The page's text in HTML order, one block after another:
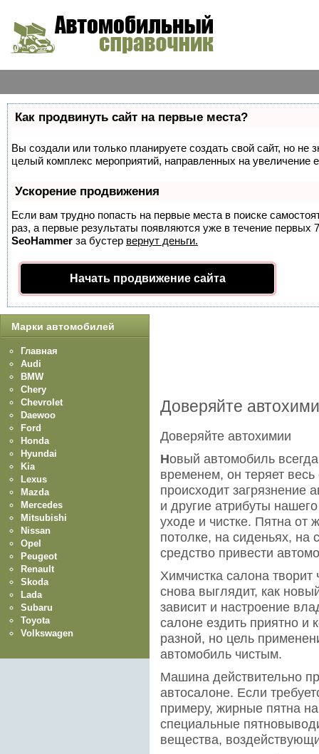
Как продвинуть сайт на первые места?
Вы создали или только планируете создать свой сайт, но не
целый комплекс мероприятий, направленных на увеличение
Ускорение продвижения
Если вам трудно попасть на первые места в поиске
раз, а первые результаты появляются уже в течение первых
SeoHammer за бустер вернут деньги.
Начать продвижение сайта
Доверяйте
Доверяйте автохимии
Новый автомобиль
временем, он теряет весь
происходит загрязнение
и другие атрибуты
уходе и чистке. Пятна от
потолке, на сиденьях, на
средство привести
Химчистка салона
снова выглядит, как
зависит и настроение
салоне ездить приятно и
разной, но цель
автомобиль чистым.
Машина действительно
автосалоне. Если
примеру, жирные пятна
специальные
вещества,
Марки автомобилей
Главная
Audi
BMW
Chery
Chevrolet
Daewoo
Ford
Honda
Hyundai
Kia
Lexus
Mazda
Mercedes
Mitsubishi
Nissan
Opel
Peugeot
Renault
Skoda
Lada
Subaru
Toyota
Volkswagen